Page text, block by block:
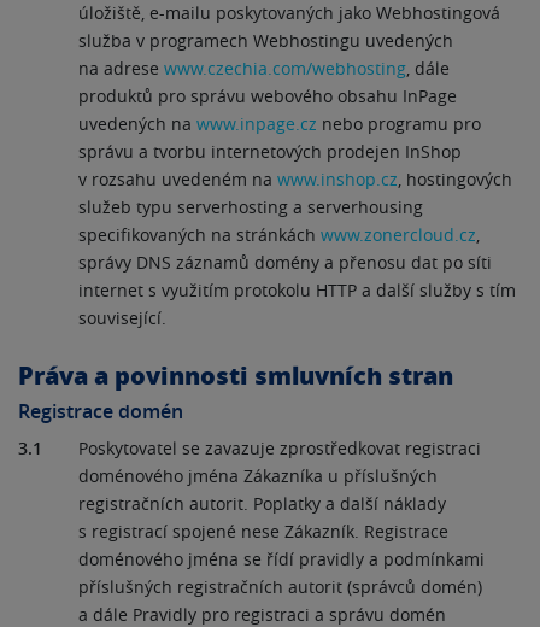
úložiště, e-mailu poskytovaných jako Webhostingová
služba v programech Webhostingu uvedených
na adrese www.czechia.com/webhosting, dále
produktů pro správu webového obsahu InPage
uvedených na www.inpage.cz nebo programu pro
správu a tvorbu internetových prodejen InShop
v rozsahu uvedeném na www.inshop.cz, hostingových
služeb typu serverhosting a serverhousing
specifikovaných na stránkách www.zonercloud.cz,
správy DNS záznamů domény a přenosu dat po síti
internet s využitím protokolu HTTP a další služby s tím
související.
Práva a povinnosti smluvních stran
Registrace domén
3.1
Poskytovatel se zavazuje zprostředkovat registraci
doménového jména Zákazníka u příslušných
registračních autorit. Poplatky a další náklady
s registrací spojené nese Zákazník. Registrace
doménového jména se řídí pravidly a podmínkami
příslušných registračních autorit (správců domén)
a dále Pravidly pro registraci a správu domén